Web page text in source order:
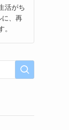
活がち
に、再